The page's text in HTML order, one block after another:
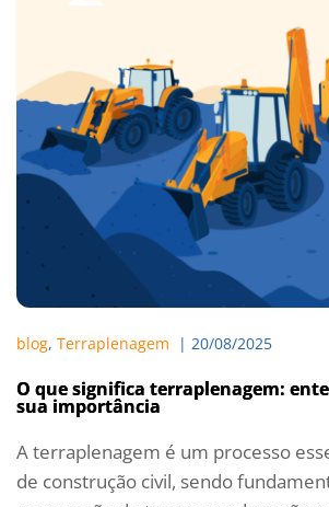
blog, Terraplenagem
  |
20/08/2025
O que significa terraplenagem:
sua importância
A terraplenagem é um processo
de construção civil, sendo